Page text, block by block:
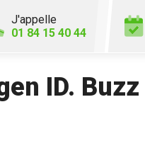
J'appelle
01 84 15 40 44
ID. Buzz